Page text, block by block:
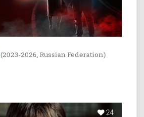
(2023-2026, Russian Federation)
24